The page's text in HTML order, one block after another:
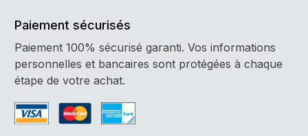
Paiement sécurisés
Paiement 100% sécurisé garanti. Vos informations
personnelles et bancaires sont protégées à chaque
étape de votre achat.